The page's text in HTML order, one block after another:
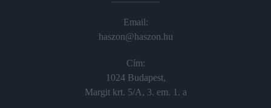
Email:
haszon@haszon.hu
Cím:
1024 Budapest,
Margit krt. 5/A, 3. em. 1. a